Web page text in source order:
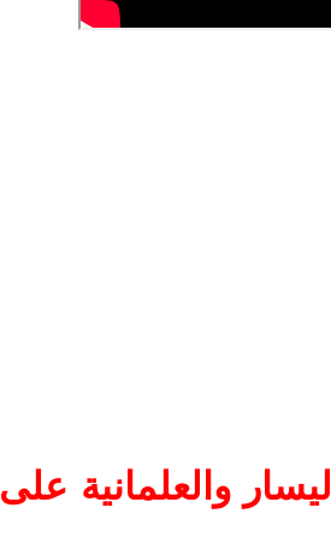
والعلمانية على